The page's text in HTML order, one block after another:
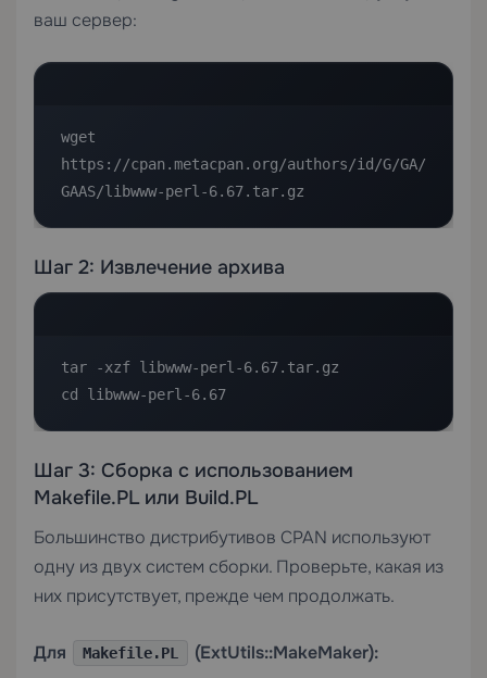
ваш сервер:
wget
https://cpan.metacpan.org/authors/id/G/GA/
GAAS/libwww-perl-6.67.tar.gz
Шаг 2: Извлечение архива
tar -xzf libwww-perl-6.67.tar.gz
cd libwww-perl-6.67
Шаг 3: Сборка с использованием
Makefile.PL или Build.PL
Большинство дистрибутивов CPAN используют
одну из двух систем сборки. Проверьте, какая из
них присутствует, прежде чем продолжать.
Для Makefile.PL (ExtUtils::MakeMaker):